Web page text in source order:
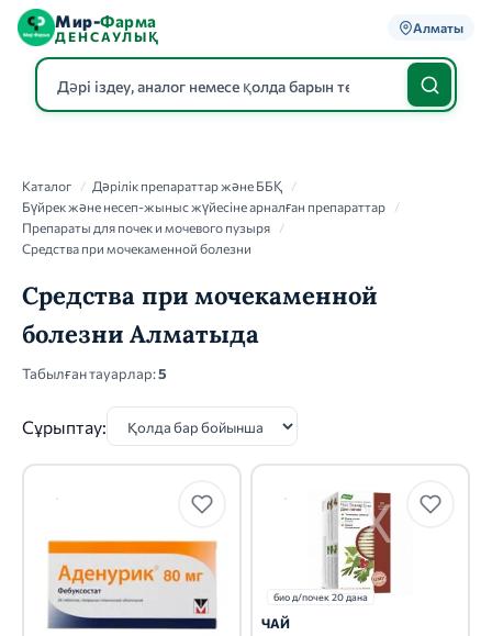
Мир-Фарма
ДЕНСАУЛЫҚ
Алматы
Каталог / Дәрілік препараттар және ББҚ
/
Бүйрек және несеп-жыныс жүйесіне арналған препараттар
/
Препараты для почек и мочевого пузыря
/
Средства при мочекаменной болезни
Средства при мочекаменной
болезни Алматыда
Табылған тауарлар:5
Сұрыптау:
био д/почек 20 дана
ЧАЙ